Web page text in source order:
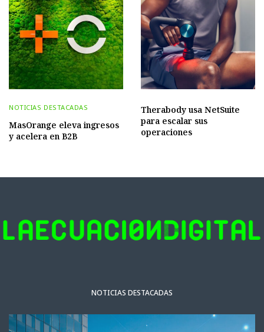
NOTICIAS DESTACADAS
MasOrange eleva ingresos
y acelera en B2B
Therabody usa NetSuite
para escalar sus
operaciones
NOTICIAS DESTACADAS